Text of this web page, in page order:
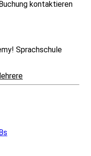
kontaktieren
Sprachschule